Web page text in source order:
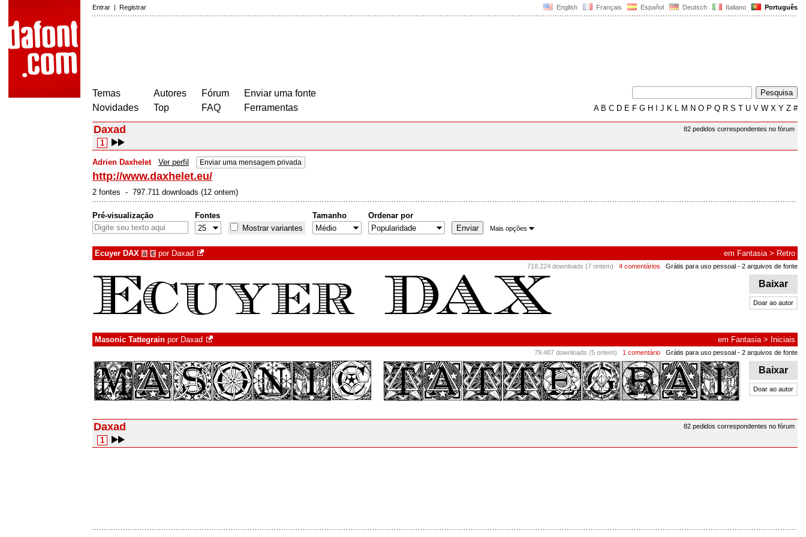
English Français Español Deutsch Italiano Português
Entrar | Registrar
Temas
Novidades
Autores
Top
Fórum
FAQ
Enviar uma fonte
Ferramentas
AB C D E F G H J K L M N O P Q R S T U V W X Y Z #
82 pedidos correspondentes no fórum
Daxad
1
Adrien Daxhelet Ver perfil Enviar uma mensagem privada
http://www.daxhelet.eu/
2 fontes - 797.711 downloads (12 ontem)
Pré-visualização
Fontes
Mostrar variantes
Tamanho Ordenar por
Mais opções
Ecuyer DAX à € por Daxad em Fantasia> Retro
718.224 downloads (7 ontem) 4 comentários Grátis para uso pessoal - 2 arquivos de fonte
Baixar
Doar ao autor
Masonic Tattegrain por Daxad em Fantasia> Iniciais
79.487 downloads (5 ontem) 1 comentário Grátis para uso pessoal - 2 arquivos de fonte
Baixar
Doar ao autor
82 pedidos correspondentes no fórum
Daxad
1